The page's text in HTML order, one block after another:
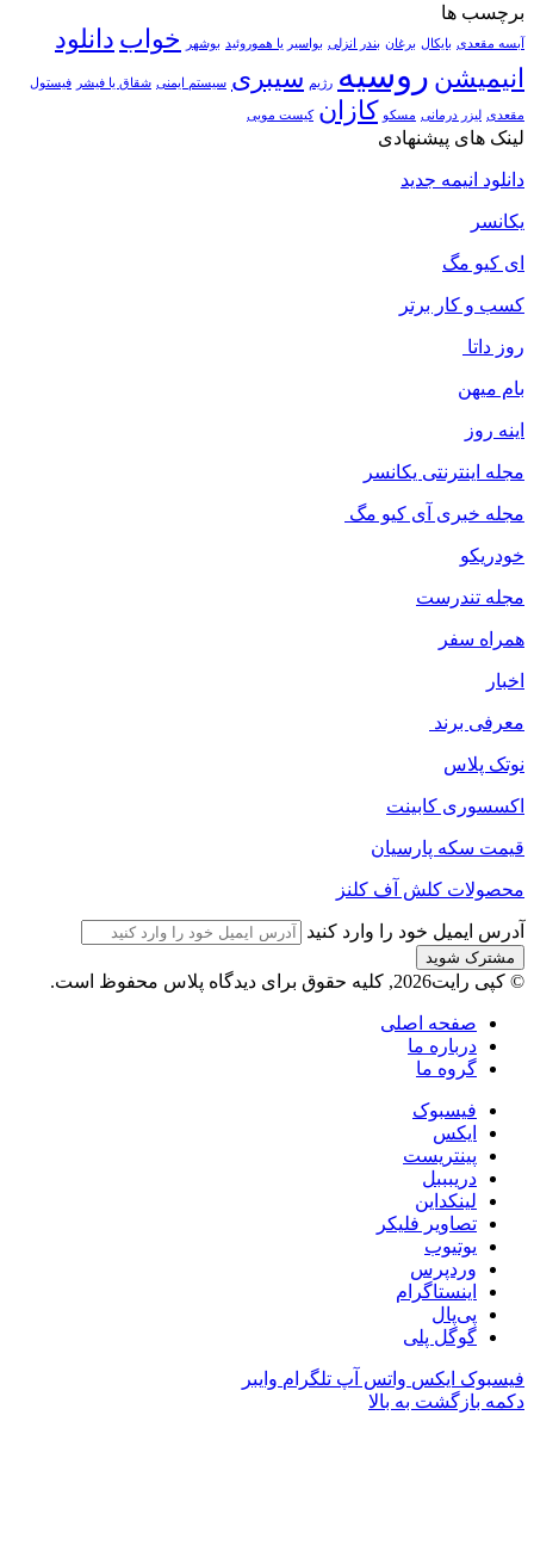
برچسب ها
آبسه مقعدی بایکال برغان بندر انزلی بواسیر یا هموروئید بوشهر خواب دانلود
انیمیشن روسیه رژیم سیبری سیستم ایمنی شقاق یا فیشر فیستول
مقعدی لیزر درمانی مسکو کازان کیست مویی
لینک های پیشنهادی
دانلود انیمه جدید
یکانسر
ای کیو مگ
کسب و کار برتر
روز داتا
بام میهن
اینه روز
مجله اینترنتی یکانسر
مجله خبری آی کیو مگ
خودریکو
مجله‌ تندرست
همراه سفر
اخبار
معرفی برند
نوتک پلاس
اکسسوری کابینت
قیمت سکه پارسیان
محصولات کلش آف کلنز
آدرس ایمیل خود را وارد کنید
© کپی رایت2026, کلیه حقوق برای دیدگاه پلاس محفوظ است.
صفحه اصلی
درباره ما
گروه ما
فیسبوک
ایکس
پینتریست
دریبببل
لینکداین
تصاویر فلیکر
یوتیوب
وردپرس
اینستاگرام
پی‌پال
گوگل پلی
فیسبوک ایکس واتس آپ تلگرام وایبر
دکمه بازگشت به بالا